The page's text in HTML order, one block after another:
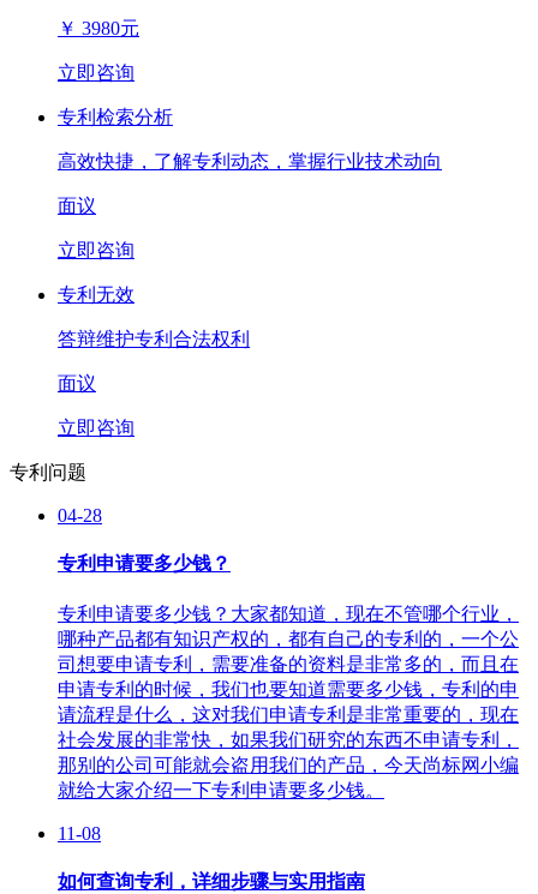
￥ 3980元
立即咨询
专利检索分析
高效快捷，了解专利动态，掌握行业技术动向
面议
立即咨询
专利无效
答辩维护专利合法权利
面议
立即咨询
专利问题
04-28
专利申请要多少钱？
专利申请要多少钱？大家都知道，现在不管哪个行业，
哪种产品都有知识产权的，都有自己的专利的，一个公
司想要申请专利，需要准备的资料是非常多的，而且在
申请专利的时候，我们也要知道需要多少钱，专利的申
请流程是什么，这对我们申请专利是非常重要的，现在
社会发展的非常快，如果我们研究的东西不申请专利，
那别的公司可能就会盗用我们的产品，今天尚标网小编
就给大家介绍一下专利申请要多少钱。
11-08
如何查询专利，详细步骤与实用指南